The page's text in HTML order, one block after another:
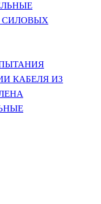
СИЛОВЫХ
КАБЕЛЯ ИЗ